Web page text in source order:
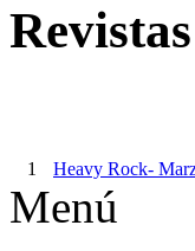
1
Heavy Rock-
Menú